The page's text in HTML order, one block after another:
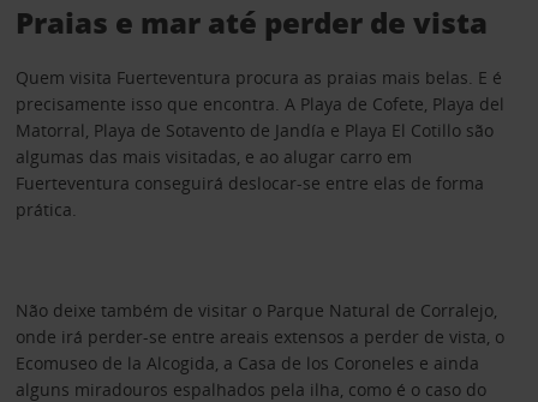
Praias e mar até perder de vista
Quem visita Fuerteventura procura as praias mais belas. E é
precisamente isso que encontra. A Playa de Cofete, Playa del
Matorral, Playa de Sotavento de Jandía e Playa El Cotillo são
algumas das mais visitadas, e ao alugar carro em
Fuerteventura conseguirá deslocar-se entre elas de forma
prática.
Não deixe também de visitar o Parque Natural de Corralejo,
onde irá perder-se entre areais extensos a perder de vista, o
Ecomuseo de la Alcogida, a Casa de los Coroneles e ainda
alguns miradouros espalhados pela ilha, como é o caso do